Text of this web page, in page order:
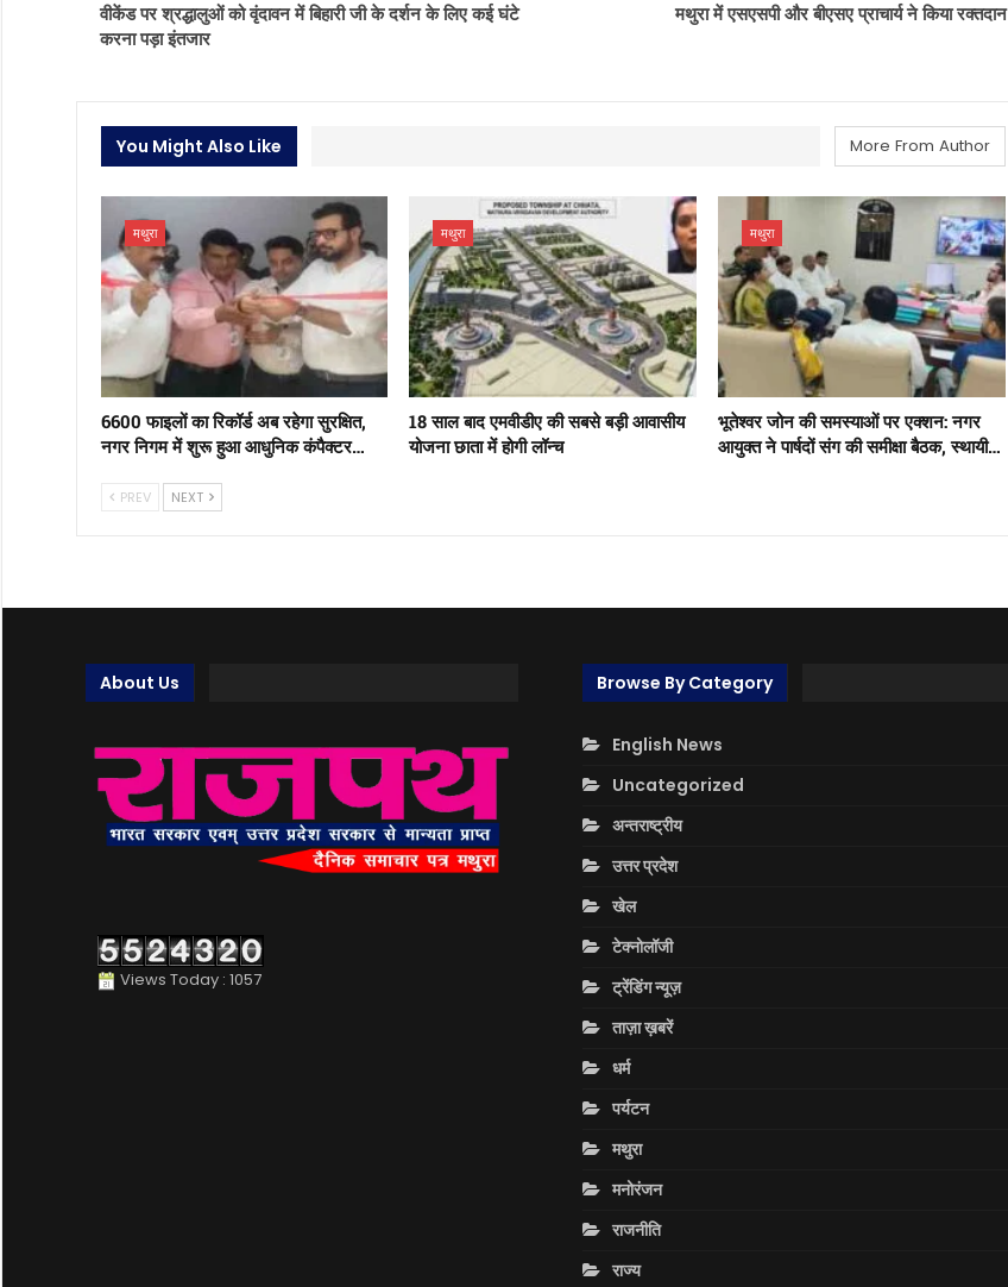
वीकेंड पर श्रद्धालुओं को वृंदावन में बिहारी जी के दर्शन के लिए कई घंटे
करना पड़ा इंतजार
मथुरा में एसएसपी और बीएसए प्राचार्य ने किया रक्तदान
You Might Also Like More From Author
मथुरा
6600 फाइलों का रिकॉर्ड अब रहेगा सुरक्षित,
नगर निगम में शुरू हुआ आधुनिक कंपैक्टर…
मथुरा
18 साल बाद एमवीडीए की सबसे बड़ी आवासीय
योजना छाता में होगी लॉन्च
मथुरा
भूतेश्वर जोन की समस्याओं पर एक्शन: नगर
आयुक्त ने पार्षदों संग की समीक्षा बैठक, स्थायी…
PREV NEXT
About Us
Views Today : 1057
Browse By Category
English News
Uncategorized
अन्तराष्ट्रीय
उत्तर प्रदेश
खेल
टेक्नोलॉजी
ट्रेंडिंग न्यूज़
ताज़ा ख़बरें
धर्म
पर्यटन
मथुरा
मनोरंजन
राजनीति
राज्य